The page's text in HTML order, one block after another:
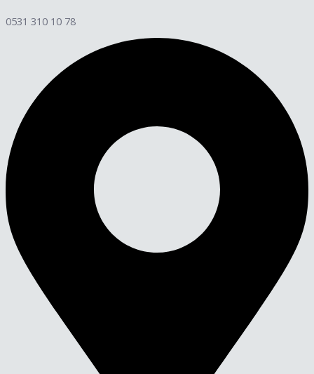
0531 310 10 78